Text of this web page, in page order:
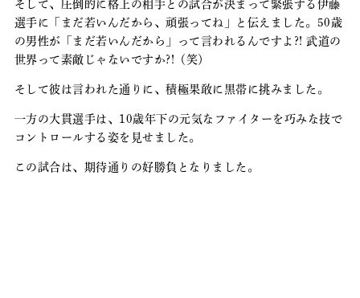
そして、圧倒的に格上の相手との試合が決まって緊張する伊藤
選手に「まだ若いんだから、頑張ってね」と伝えました。50歳
の男性が「まだ若いんだから」って言われるんですよ?! 武道の
世界って素敵じゃないですか?!（笑）
そして彼は言われた通りに、積極果敢に黒帯に挑みました。
一方の大貫選手は、10歳年下の元気なファイターを巧みな技で
コントロールする姿を見せました。
この試合は、期待通りの好勝負となりました。